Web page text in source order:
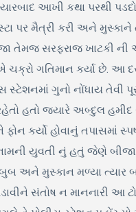
આખી કથા પરથી પડદો
પર મૈત્રી કરી અને મુસ્કાને
તેમજ સરફરાજ ખાટકી ની
ગતિમાન કર્યા છે. આ
ગુનો નોંધાય તેવી
હતો જ્યારે અબ્દુલ
કર્યો હોવાનું તપાસમાં
યુવતી નું હતું જેણે
અને મુસ્કાન મળ્યા
સંતોષ ન માનનારી